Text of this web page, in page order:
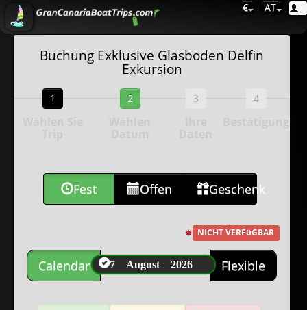
€ AT
Buchung Exklusive Glasboden Delfin
Exkursion
1 2 3 4
Fest Offen Geschenk
NICHT VERFüGBAR
Calendar 7 August 2026 Flexible